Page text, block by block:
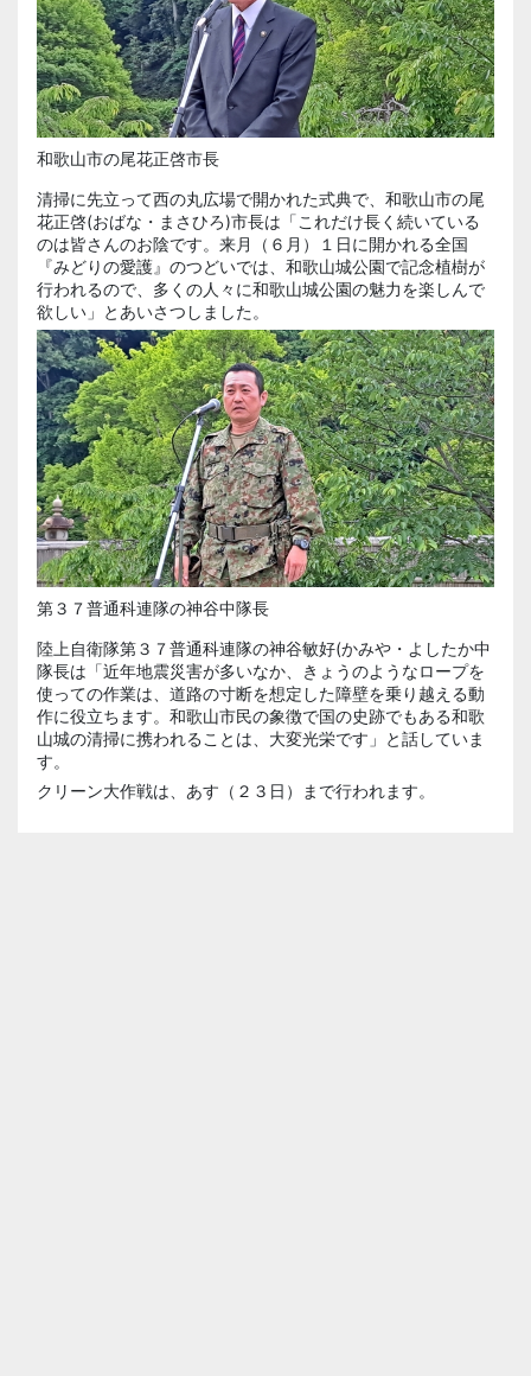
和歌山市の尾花正啓市長
清掃に先立って西の丸広場で開かれた式典で、和歌山市の尾
花正啓(おばな・まさひろ)市長は「これだけ長く続いている
のは皆さんのお陰です。来月（６月）１日に開かれる全国
『みどりの愛護』のつどいでは、和歌山城公園で記念植樹が
行われるので、多くの人々に和歌山城公園の魅力を楽しんで
欲しい」とあいさつしました。
第３７普通科連隊の神谷中隊長
陸上自衛隊第３７普通科連隊の神谷敏好(かみや・よしたか中
隊長は「近年地震災害が多いなか、きょうのようなロープを
使っての作業は、道路の寸断を想定した障壁を乗り越える動
作に役立ちます。和歌山市民の象徴で国の史跡でもある和歌
山城の清掃に携われることは、大変光栄です」と話していま
す。
クリーン大作戦は、あす（２３日）まで行われます。